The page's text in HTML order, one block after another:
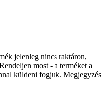
jelenleg nincs raktáron,
most - a terméket a
küldeni fogjuk. Megjegyzés